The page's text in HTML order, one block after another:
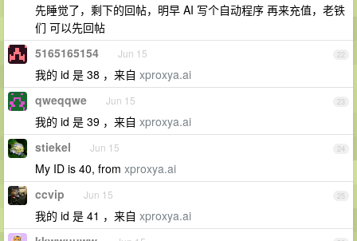
先睡觉了，剩下的回帖，明早 AI 写个自动程序 再来充值，老铁
们 可以先回帖
22
5165165154 Jun 15
我的 id 是 38 ，来自 xproxya.ai
23
qweqqwe Jun 15
我的 id 是 39 ，来自 xproxya.ai
24
stiekel Jun 15
My ID is 40, from xproxya.ai
25
ccvip Jun 15
我的 id 是 41 ，来自 xproxya.ai